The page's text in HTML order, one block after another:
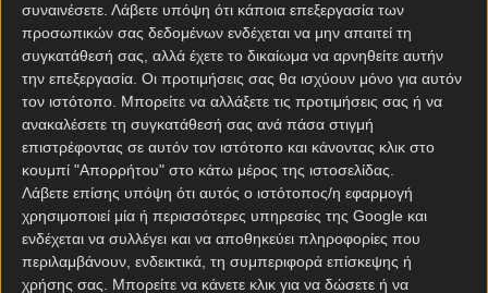
συναινέσετε. Λάβετε υπόψη ότι κάποια επεξεργασία των
προσωπικών σας δεδομένων ενδέχεται να μην απαιτεί τη
συγκατάθεσή σας, αλλά έχετε το δικαίωμα να αρνηθείτε αυτήν
την επεξεργασία. Οι προτιμήσεις σας θα ισχύουν μόνο για αυτόν
τον ιστότοπο. Μπορείτε να αλλάξετε τις προτιμήσεις σας ή να
ανακαλέσετε τη συγκατάθεσή σας ανά πάσα στιγμή
επιστρέφοντας σε αυτόν τον ιστότοπο και κάνοντας κλικ στο
κουμπί "Απορρήτου" στο κάτω μέρος της ιστοσελίδας.
Λάβετε επίσης υπόψη ότι αυτός ο ιστότοπος/η εφαρμογή
χρησιμοποιεί μία ή περισσότερες υπηρεσίες της Google και
ενδέχεται να συλλέγει και να αποθηκεύει πληροφορίες που
περιλαμβάνουν, ενδεικτικά, τη συμπεριφορά επίσκεψης ή
χρήσης σας. Μπορείτε να κάνετε κλικ για να δώσετε ή να
CL Πλέι οφ
Υποβιβασμός
Over / Under Ιράν
Κανονική Περίοδος
CL Πλέι οφ
Υποβιβασμός